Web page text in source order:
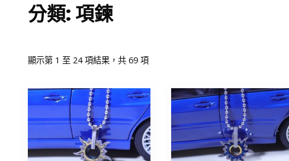
分類: 項鍊
顯示第 1 至 24 項結果，共 69 項Sorted
popularity